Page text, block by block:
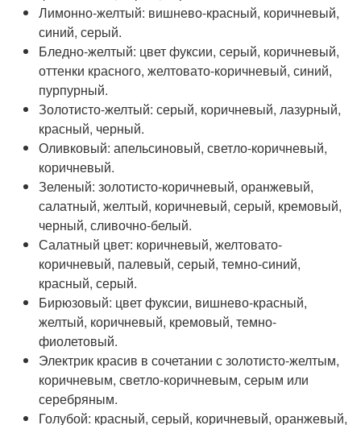
Лимонно-желтый: вишнево-красный, коричневый,
синий, серый.
Бледно-желтый: цвет фуксии, серый, коричневый,
оттенки красного, желтовато-коричневый, синий,
пурпурный.
Золотисто-желтый: серый, коричневый, лазурный,
красный, черный.
Оливковый: апельсиновый, светло-коричневый,
коричневый.
Зеленый: золотисто-коричневый, оранжевый,
салатный, желтый, коричневый, серый, кремовый,
черный, сливочно-белый.
Салатный цвет: коричневый, желтовато-
коричневый, палевый, серый, темно-синий,
красный, серый.
Бирюзовый: цвет фуксии, вишнево-красный,
желтый, коричневый, кремовый, темно-
фиолетовый.
Электрик красив в сочетании с золотисто-желтым,
коричневым, светло-коричневым, серым или
серебряным.
Голубой: красный, серый, коричневый, оранжевый,